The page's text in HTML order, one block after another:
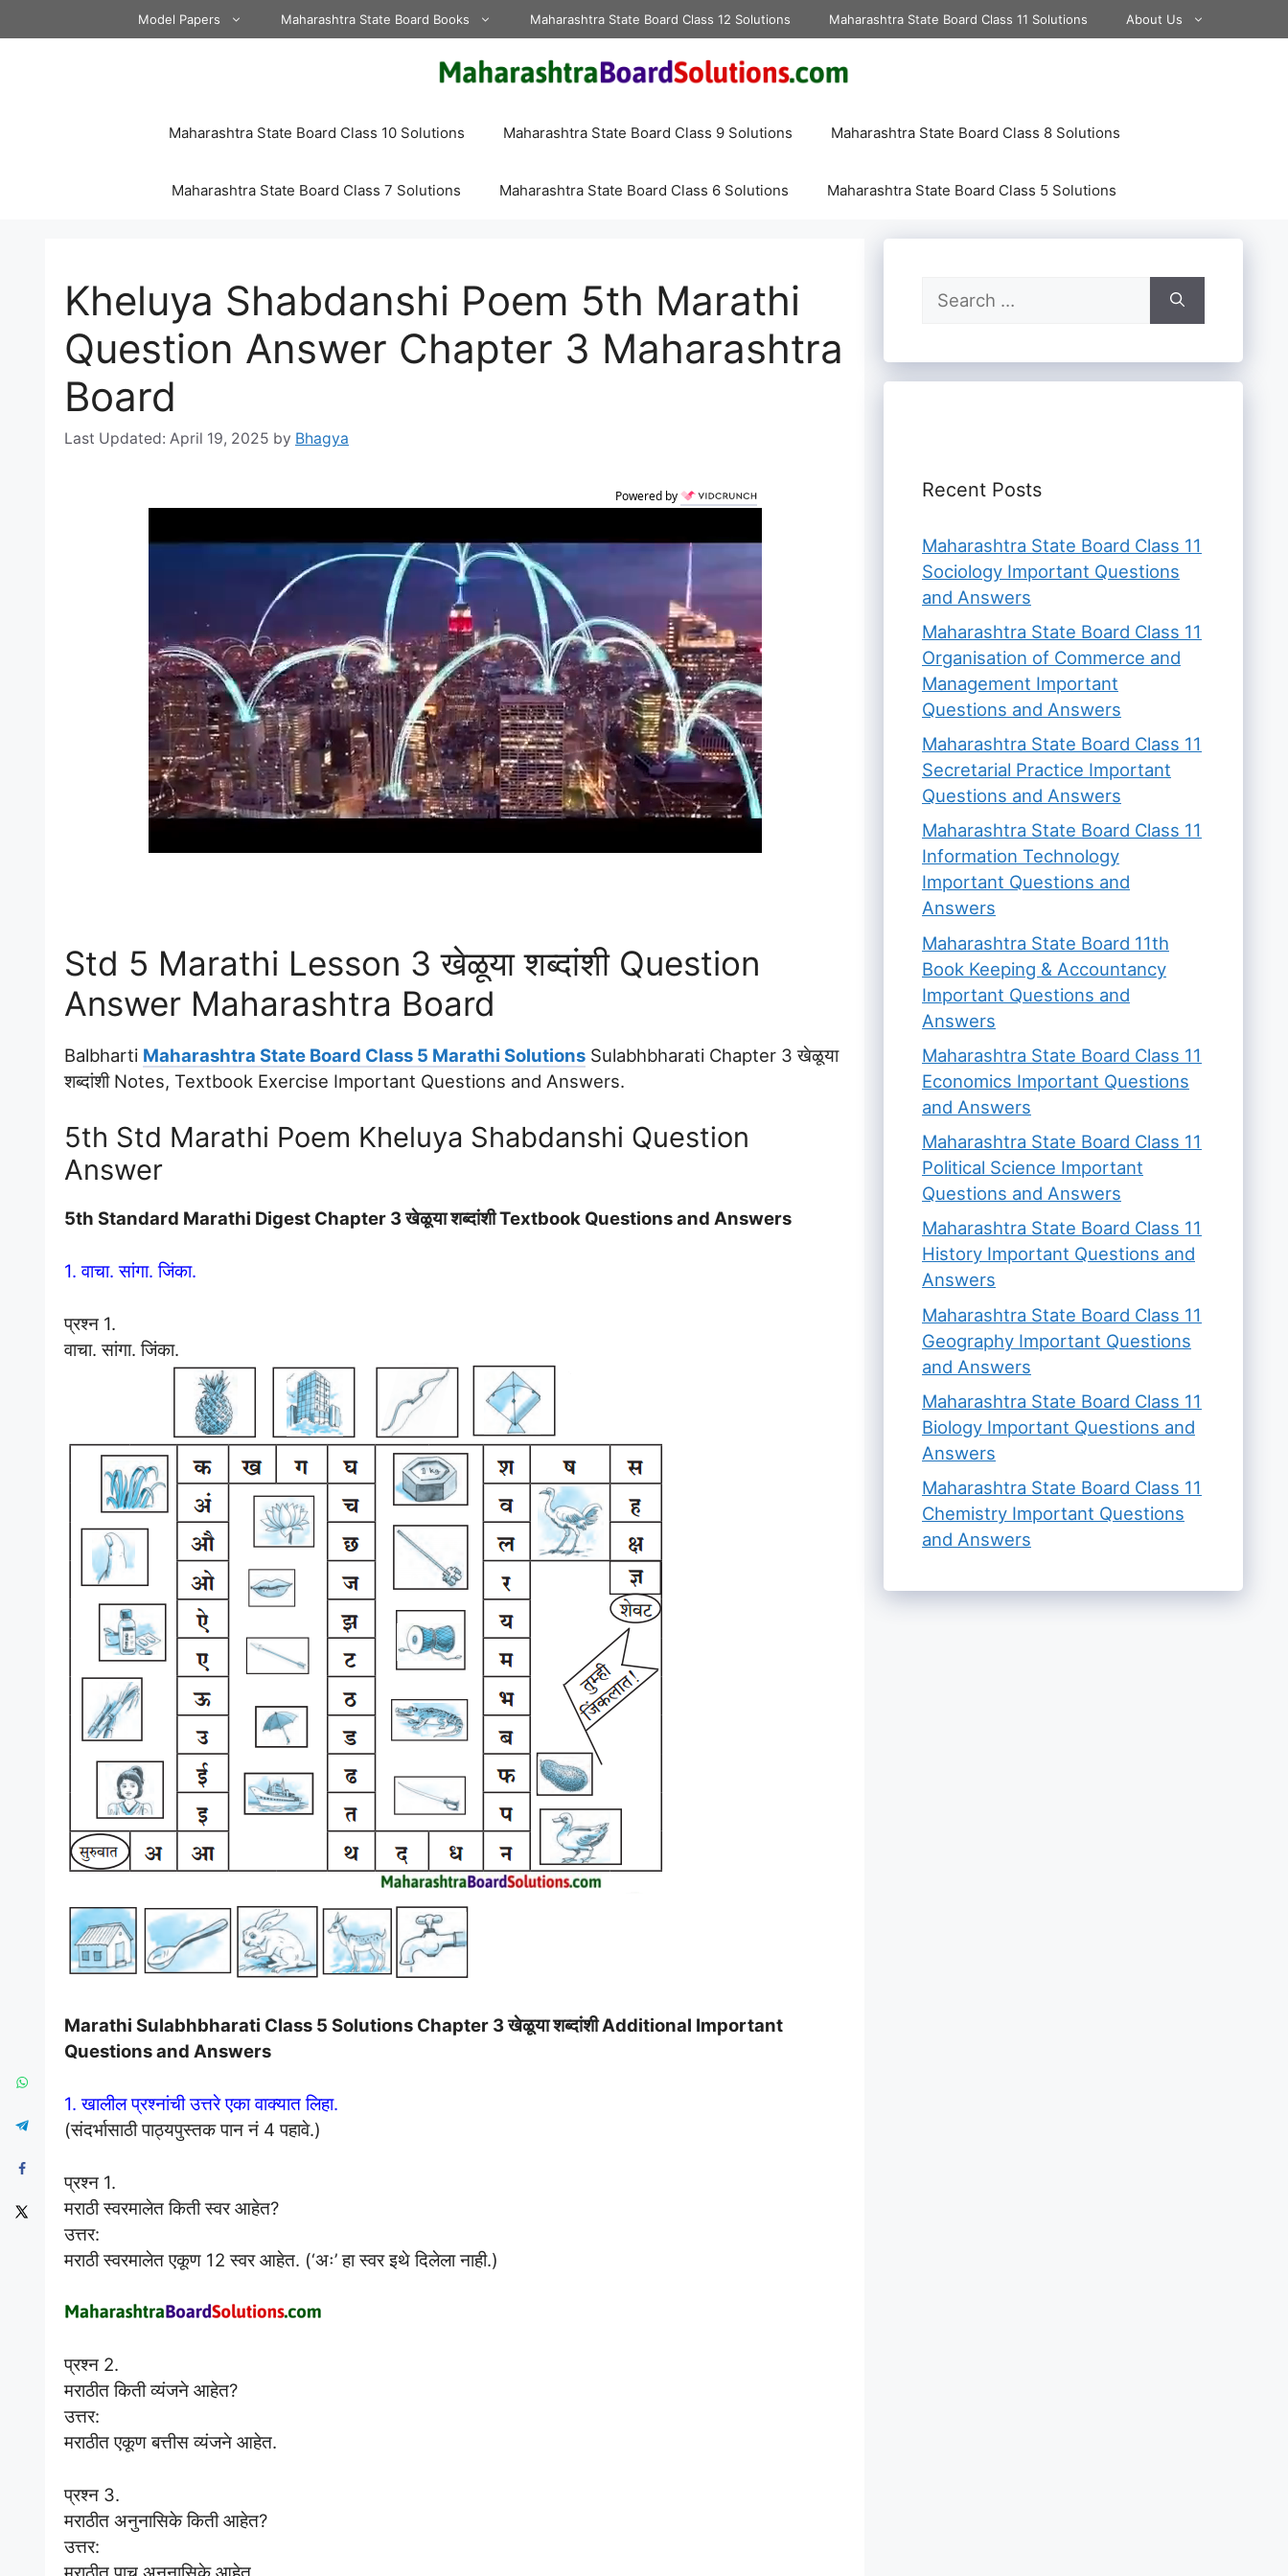
to
Model Papers Maharashtra State Board Books Maharashtra State Board Class 12 Solutions Maharashtra State Board Class 11 Solutions About Us
Maharashtra State Board Class 10 Solutions Maharashtra State Board Class 9 Solutions Maharashtra State Board Class 8 Solutions
Maharashtra State Board Class 7 Solutions Maharashtra State Board Class 6 Solutions Maharashtra State Board Class 5 Solutions
Kheluya Shabdanshi Poem 5th Marathi
Question Answer Chapter 3 Maharashtra
Board
April 19, 2025 by Bhagya
Powered by
Std 5 Marathi Lesson 3 खेळूया शब्दांशी Question
Answer Maharashtra Board
Balbharti Maharashtra State Board Class 5 Marathi Solutions Sulabhbharati Chapter 3 खेळूया
शब्दांशी Notes, Textbook Exercise Important Questions and Answers.
5th Std Marathi Poem Kheluya Shabdanshi Question
Answer
5th Standard Marathi Digest Chapter 3 खेळूया शब्दांशी Textbook Questions and Answers
1. वाचा. सांगा. जिंका.
प्रश्न 1.
वाचा. सांगा. जिंका.
Marathi Sulabhbharati Class 5 Solutions Chapter 3 खेळूया शब्दांशी Additional Important
Questions and Answers
1. खालील प्रश्नांची उत्तरे एका वाक्यात लिहा.
(संदर्भासाठी पाठ्यपुस्तक पान नं 4 पहावे.)
प्रश्न 1.
मराठी स्वरमालेत किती स्वर आहेत?
उत्तर:
मराठी स्वरमालेत एकूण 12 स्वर आहेत. (‘अः’ हा स्वर इथे दिलेला नाही.)
प्रश्न 2.
मराठीत किती व्यंजने आहेत?
उत्तर:
मराठीत एकूण बत्तीस व्यंजने आहेत.
प्रश्न 3.
मराठीत अनुनासिके किती आहेत?
उत्तर:
Search
for:
Recent Posts
Maharashtra State Board Class 11
Sociology Important Questions
and Answers
Maharashtra State Board Class 11
Organisation of Commerce and
Management Important
Questions and Answers
Maharashtra State Board Class 11
Secretarial Practice Important
Questions and Answers
Maharashtra State Board Class 11
Information Technology
Important Questions and
Answers
Maharashtra State Board 11th
Book Keeping & Accountancy
Important Questions and
Answers
Maharashtra State Board Class 11
Economics Important Questions
and Answers
Maharashtra State Board Class 11
Political Science Important
Questions and Answers
Maharashtra State Board Class 11
History Important Questions and
Answers
Maharashtra State Board Class 11
Geography Important Questions
and Answers
Maharashtra State Board Class 11
Biology Important Questions and
Answers
Maharashtra State Board Class 11
Chemistry Important Questions
and Answers